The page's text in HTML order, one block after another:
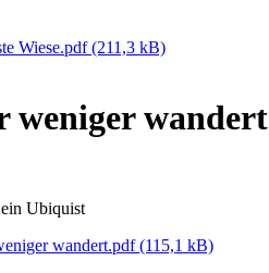
Wiese.pdf(211,3 kB)
weniger wandert
Ubiquist
wandert.pdf(115,1 kB)